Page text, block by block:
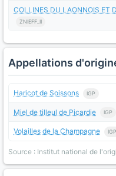
COLLINES DU LAONNOIS ET
ZNIEFF_II
Appellations
Haricot de Soissons IGP
Miel de tilleul de Picardie IGP
Volailles de la Champagne IGP
Source : Institut national de